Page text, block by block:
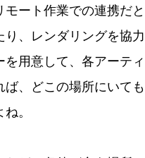
ート作業での連携だ
、レンダリングを協
用意して、各アーテ
、どこの場所にいて
。